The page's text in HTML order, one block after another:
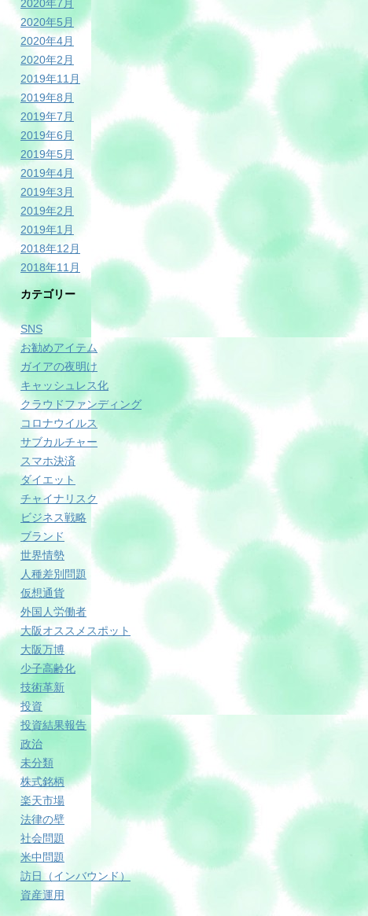
2020年7月
2020年5月
2020年4月
2020年2月
2019年11月
2019年8月
2019年7月
2019年6月
2019年5月
2019年4月
2019年3月
2019年2月
2019年1月
2018年12月
2018年11月
カテゴリー
SNS
お勧めアイテム
ガイアの夜明け
キャッシュレス化
クラウドファンディング
コロナウイルス
サブカルチャー
スマホ決済
ダイエット
チャイナリスク
ビジネス戦略
ブランド
世界情勢
人種差別問題
仮想通貨
外国人労働者
大阪オススメスポット
大阪万博
少子高齢化
技術革新
投資
投資結果報告
政治
未分類
株式銘柄
楽天市場
法律の壁
社会問題
米中問題
訪日（インバウンド）
資産運用